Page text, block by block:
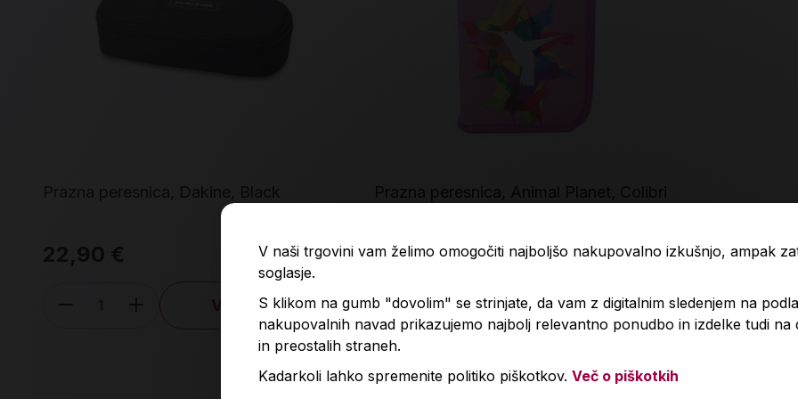
Prazna peresnica, Dakine, Black
22,90 €
Količina
V košarico
Prazna peresnica, Animal Planet, Colibri
6,99 €
Izdelka trenutno ni na zalogi.
Preverite zalogo v poslovalnicah.
1,85 €
V naši trgovini vam želimo omogočiti najboljšo nakupovalno izkušnjo, ampak
soglasje.
S klikom na gumb "dovolim" se strinjate, da vam z digitalnim sledenjem na
nakupovalnih navad prikazujemo najbolj relevantno ponudbo in izdelke tudi na
in preostalih straneh.
Kadarkoli lahko spremenite politiko piškotkov. Več o piškotkih